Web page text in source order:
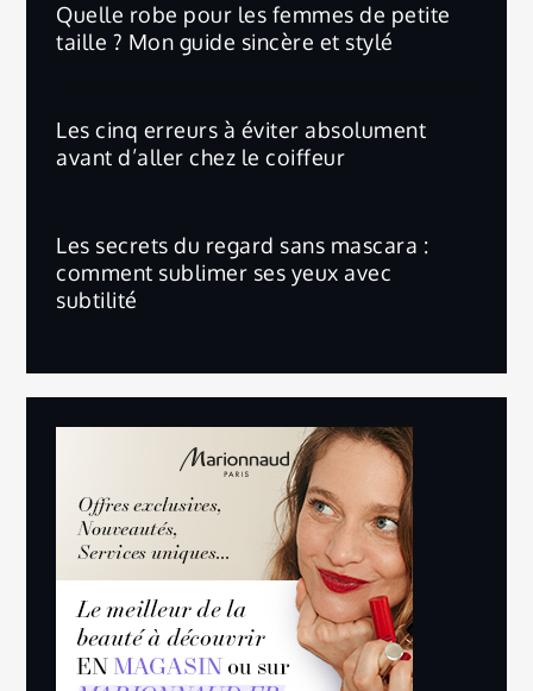
Quelle robe pour les femmes de petite
taille ? Mon guide sincère et stylé
Les cinq erreurs à éviter absolument
avant d’aller chez le coiffeur
Les secrets du regard sans mascara :
comment sublimer ses yeux avec
subtilité